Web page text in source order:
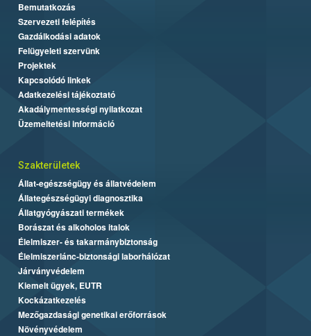
Bemutatkozás
Szervezeti felépítés
Gazdálkodási adatok
Felügyeleti szervünk
Projektek
Kapcsolódó linkek
Adatkezelési tájékoztató
Akadálymentességi nyilatkozat
Üzemeltetési információ
Szakterületek
Állat-egészségügy és állatvédelem
Állategészségügyi diagnosztika
Állatgyógyászati termékek
Borászat és alkoholos italok
Élelmiszer- és takarmánybiztonság
Élelmiszerlánc-biztonsági laborhálózat
Járványvédelem
Kiemelt ügyek, EUTR
Kockázatkezelés
Mezőgazdasági genetikai erőforrások
Növényvédelem